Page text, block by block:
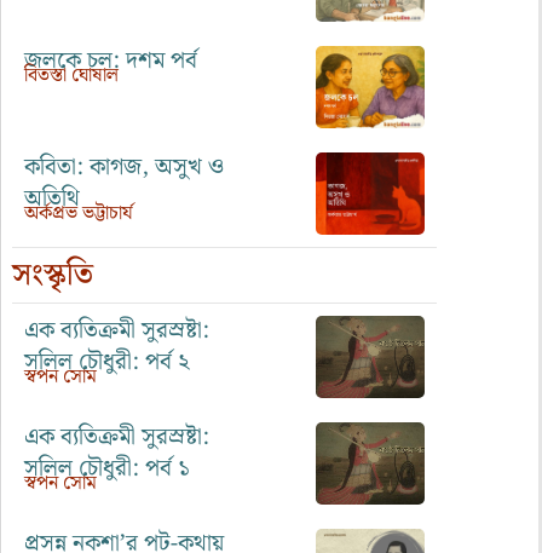
জলকে চল: দশম পর্ব
বিতস্তা ঘোষাল
কবিতা: কাগজ, অসুখ ও
অতিথি
অর্কপ্রভ ভট্টাচার্য
সংস্কৃতি
এক ব্যতিক্রমী সুরস্রষ্টা:
সলিল চৌধুরী: পর্ব ২
স্বপন সোম
এক ব্যতিক্রমী সুরস্রষ্টা:
সলিল চৌধুরী: পর্ব ১
স্বপন সোম
প্রসন্ন নকশা’র পট-কথায়